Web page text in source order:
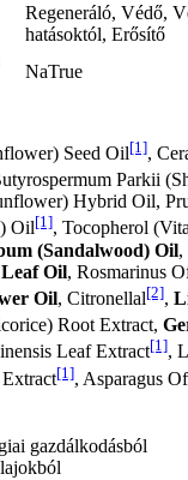
Regeneráló, Védő,
hatásoktól, Erősítő
NaTrue
Seed Oil[1],
Parkii
Hybrid Oil,
Oil[1], Tocopherol
(Sandalwood) Oil,
Oil, Rosmarinus
Oil, Citronellal[2],
Root Extract,
Leaf Extract[1],
[1], Asparagus
gazdálkodásból